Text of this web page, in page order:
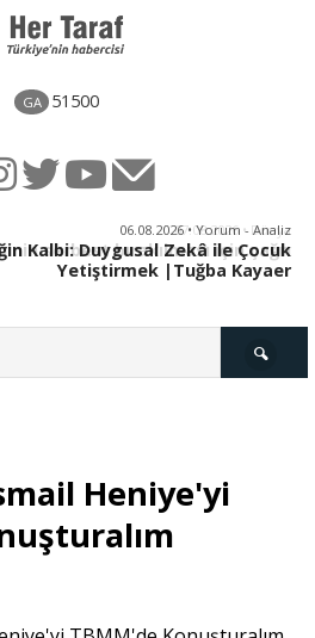
GA 51500
06.08.2026 • Yorum - Analiz
Kalbi: Duygusal Zekâ ile Çocuk
Yetiştirmek |Tuğba Kayaer
Heniye'yi